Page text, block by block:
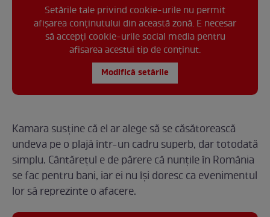
Setările tale privind cookie-urile nu permit
afișarea conținutului din această zonă. E necesar
să accepți cookie-urile social media pentru
afisarea acestui tip de conținut.
Modifică setările
Kamara susține că el ar alege să se căsătorească
undeva pe o plajă într-un cadru superb, dar totodată
simplu. Cântărețul e de părere că nunțile în România
se fac pentru bani, iar ei nu își doresc ca evenimentul
lor să reprezinte o afacere.